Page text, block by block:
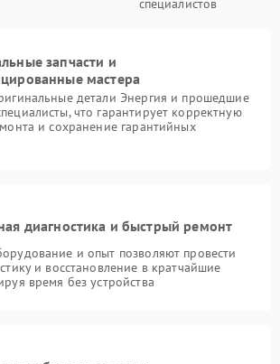
специалистов
запчасти и
мастера
детали Энергия и прошедшие
что гарантирует корректную
и сохранение гарантийных
диагностика и быстрый ремонт
и опыт позволяют провести
и восстановление в кратчайшие
время без устройства